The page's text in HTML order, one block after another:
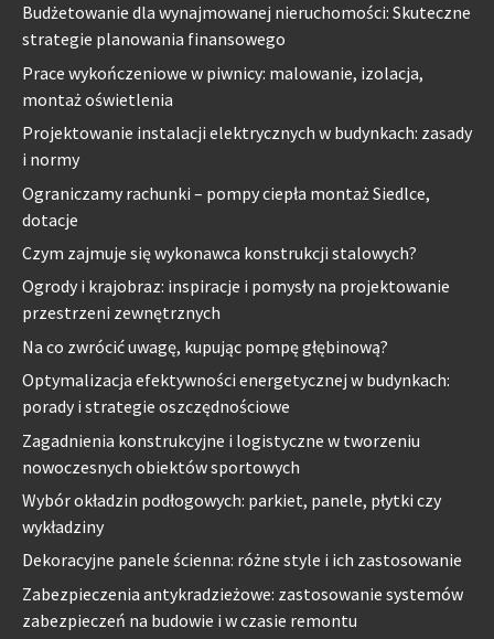
Budżetowanie dla wynajmowanej nieruchomości: Skuteczne
strategie planowania finansowego
Prace wykończeniowe w piwnicy: malowanie, izolacja,
montaż oświetlenia
Projektowanie instalacji elektrycznych w budynkach: zasady
i normy
Ograniczamy rachunki – pompy ciepła montaż Siedlce,
dotacje
Czym zajmuje się wykonawca konstrukcji stalowych?
Ogrody i krajobraz: inspiracje i pomysły na projektowanie
przestrzeni zewnętrznych
Na co zwrócić uwagę, kupując pompę głębinową?
Optymalizacja efektywności energetycznej w budynkach:
porady i strategie oszczędnościowe
Zagadnienia konstrukcyjne i logistyczne w tworzeniu
nowoczesnych obiektów sportowych
Wybór okładzin podłogowych: parkiet, panele, płytki czy
wykładziny
Dekoracyjne panele ścienna: różne style i ich zastosowanie
Zabezpieczenia antykradzieżowe: zastosowanie systemów
zabezpieczeń na budowie i w czasie remontu